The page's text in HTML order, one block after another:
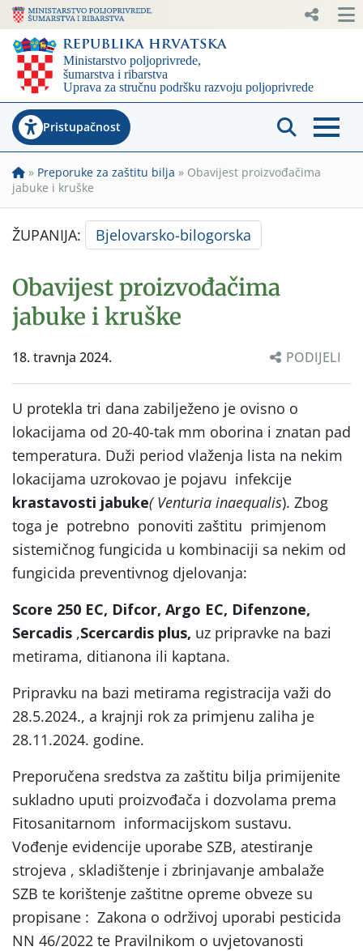
Pristupačnost
» Preporuke za zaštitu bilja » Obavijest proizvođačima
jabuke i kruške
ŽUPANIJA: Bjelovarsko-bilogorska
Obavijest proizvođačima
jabuke i kruške
18. travnja 2024. PODIJELI
U protekla tri dana zabilježeno je ovisno o
lokacijama od 20-40-tak mm oborina i znatan pad
temperatura. Duži period vlaženja lista na nekim
lokacijama uzrokovao je pojavu infekcije
krastavosti jabuke( Venturia inaequalis). Zbog
toga je potrebno ponoviti zaštitu primjenom
sistemičnog fungicida u kombinaciji sa nekim od
fungicida preventivnog djelovanja:
Score 250 EC, Difcor, Argo EC, Difenzone,
Sercadis ,Scercardis plus, uz pripravke na bazi
metirama, ditianona ili kaptana.
Pripravku na bazi metirama registracija važi do
28.5.2024., a krajnji rok za primjenu zaliha je
28.11.2024. godine.
Preporučena sredstva za zaštitu bilja primijenite
sukladno uputi proizvođača i dozvolama prema
Fitosanitarnom informacijskom sustavu.
Vođenje evidencije uporabe SZB, atestiranje
strojeva , skladištenje i zbrinjavanje ambalaže
SZB te korištenje zaštitne opreme obveze su
propisane : Zakona o održivoj uporabi pesticida
NN 46/2022 te Pravilnikom o uvjetovanosti